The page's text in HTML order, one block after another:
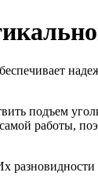
подъем
работы,